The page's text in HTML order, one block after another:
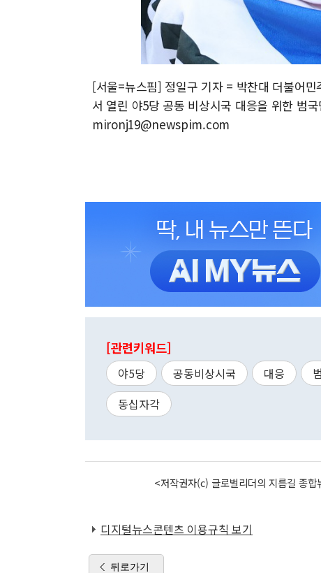
[서울=뉴스핌] 정일구 기자 = 박찬대 더불어
서 열린 야5당 공동 비상시국 대응을 위한 범
mironj19@newspim.com
[관련키워드]
야5당 공동비상시국 대응
동십자각
<저작권자(c) 글로벌리더의 지름길 종
디지털뉴스콘텐츠 이용규칙 보기
뒤로가기